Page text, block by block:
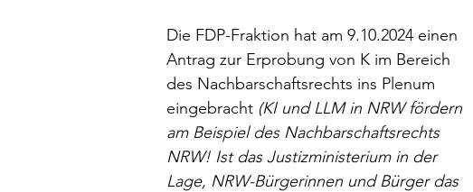
Die FDP-Fraktion hat am 9.10.2024 einen
Antrag zur Erprobung von K im Bereich
des Nachbarschaftsrechts ins Plenum
eingebracht (KI und LLM in NRW fördern
am Beispiel des Nachbarschaftsrechts
NRW! Ist das Justizministerium in der
Lage, NRW-Bürgerinnen und Bürger das